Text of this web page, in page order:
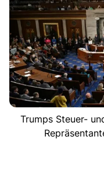
Trumps Steuer-